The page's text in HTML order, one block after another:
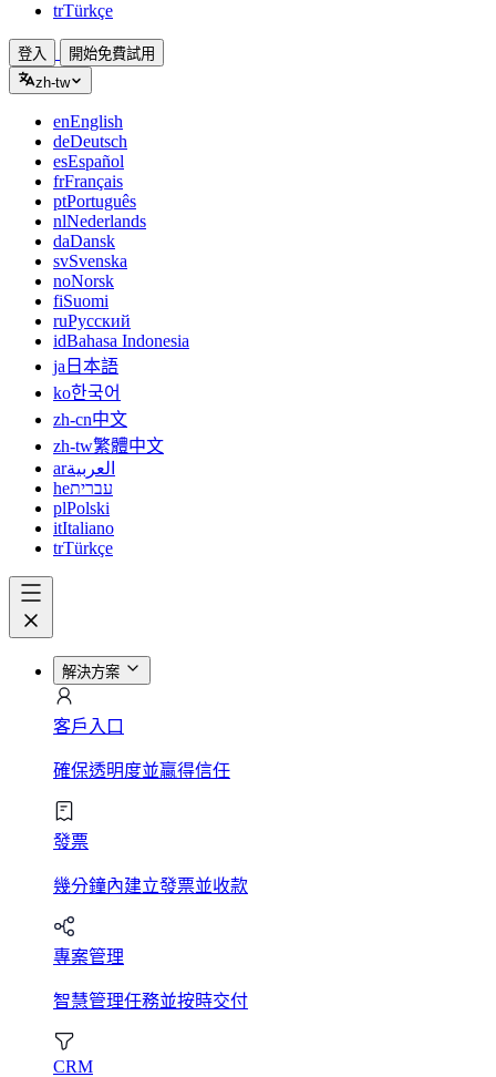
trTürkçe
登入
開始免費試用
zh-tw
enEnglish
deDeutsch
esEspañol
frFrançais
ptPortuguês
nlNederlands
daDansk
svSvenska
noNorsk
fiSuomi
ruРусский
idBahasa Indonesia
ja 日本語
ko한국어
zh-cn中文
zh-tw繁體中文
arالعربية
heעברית
plPolski
itItaliano
trTürkçe
解決方案
客戶入口
確保透明度並贏得信任
發票
幾分鐘內建立發票並收款
專案管理
智慧管理任務並按時交付
CRM